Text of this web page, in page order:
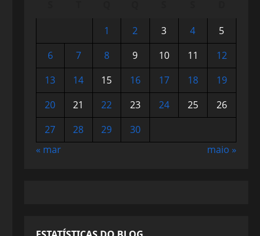
1
2 3 4
5
6
7 8 9 10 11
12
13
14 15 16 17 18
19
20
21 22 23 24 25
26
27
28 29
30
« mar
maio »